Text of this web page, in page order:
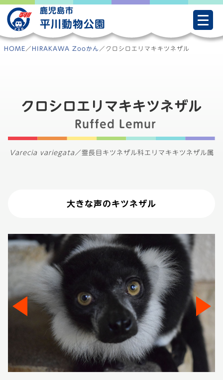
Skip
to
content
鹿児島市
平川動物公園
HOME ／ HIRAKAWA Zooかん ／ クロシロエリマキキツネザル
クロシロエリマキキツネザル
Ruffed Lemur
Varecia variegata／霊長目キツネザル科エリマキキツネザル属
大きな声のキツネザル